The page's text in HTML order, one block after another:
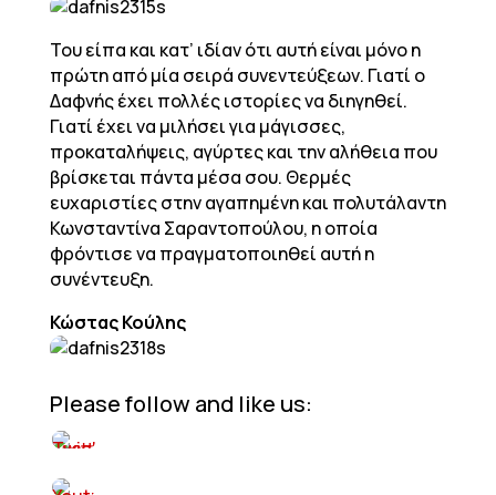
Του είπα και κατ’ ιδίαν ότι αυτή είναι μόνο η
πρώτη από μία σειρά συνεντεύξεων. Γιατί ο
Δαφνής έχει πολλές ιστορίες να διηγηθεί.
Γιατί έχει να μιλήσει για μάγισσες,
προκαταλήψεις, αγύρτες και την αλήθεια που
βρίσκεται πάντα μέσα σου. Θερμές
ευχαριστίες στην αγαπημένη και πολυτάλαντη
Κωνσταντίνα Σαραντοπούλου, η οποία
φρόντισε να πραγματοποιηθεί αυτή η
συνέντευξη.
Κώστας Κούλης
Please follow and like us: